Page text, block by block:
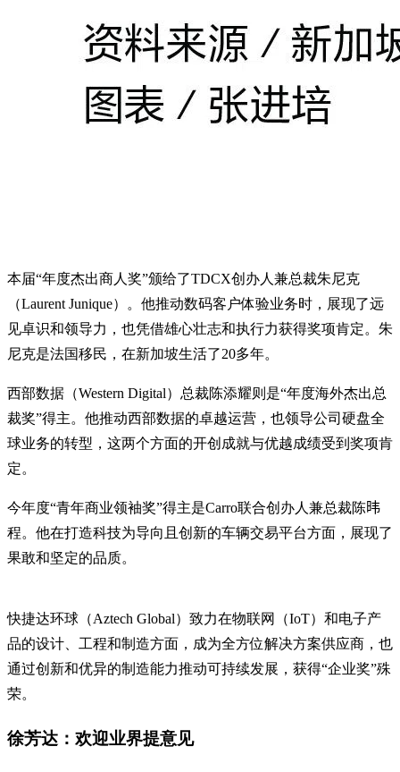
本届“年度杰出商人奖”颁给了TDCX创办人兼总裁朱尼克
（Laurent Junique）。他推动数码客户体验业务时，展现了远
见卓识和领导力，也凭借雄心壮志和执行力获得奖项肯定。朱
尼克是法国移民，在新加坡生活了20多年。
西部数据（Western Digital）总裁陈添耀则是“年度海外杰出总
裁奖”得主。他推动西部数据的卓越运营，也领导公司硬盘全
球业务的转型，这两个方面的开创成就与优越成绩受到奖项肯
定。
今年度“青年商业领袖奖”得主是Carro联合创办人兼总裁陈𬀩
程。他在打造科技为导向且创新的车辆交易平台方面，展现了
果敢和坚定的品质。
快捷达环球（Aztech Global）致力在物联网（IoT）和电子产
品的设计、工程和制造方面，成为全方位解决方案供应商，也
通过创新和优异的制造能力推动可持续发展，获得“企业奖”殊
荣。
徐芳达：欢迎业界提意见